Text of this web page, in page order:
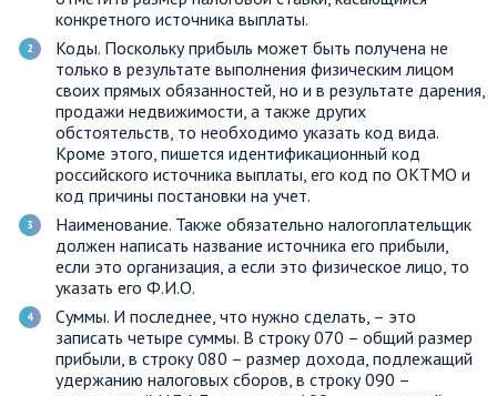
конкретного источника выплаты.
Коды. Поскольку прибыль может быть получена не
только в результате выполнения физическим лицом
своих прямых обязанностей, но и в результате дарения,
продажи недвижимости, а также других
обстоятельств, то необходимо указать код вида.
Кроме этого, пишется идентификационный код
российского источника выплаты, его код по ОКТМО и
код причины постановки на учет.
Наименование. Также обязательно налогоплательщик
должен написать название источника его прибыли,
если это организация, а если это физическое лицо, то
указать его Ф.И.О.
Суммы. И последнее, что нужно сделать, – это
записать четыре суммы. В строку 070 – общий размер
прибыли, в строку 080 – размер дохода, подлежащий
удержанию налоговых сборов, в строку 090 –